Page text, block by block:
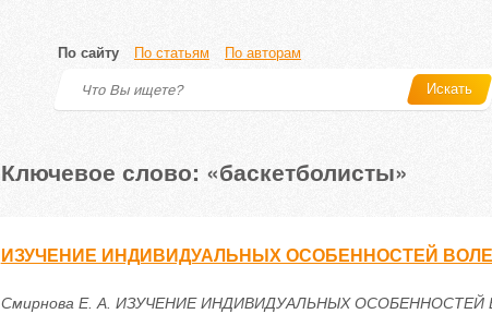
По сайту По статьям По авторам
Искать
Ключевое слово: «баскетболисты»
ИЗУЧЕНИЕ ИНДИВИДУАЛЬНЫХ ОСОБЕННОСТЕЙ
Смирнова Е. А. ИЗУЧЕНИЕ ИНДИВИДУАЛЬНЫХ